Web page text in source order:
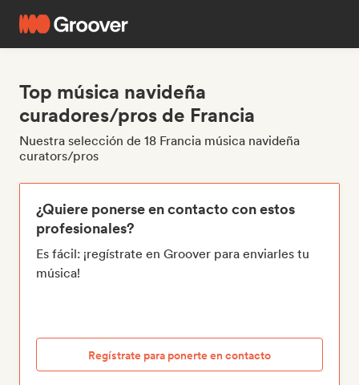
Top música navideña
curadores/pros de Francia
Nuestra selección de 18 Francia música navideña
curators/pros
¿Quiere ponerse en contacto con estos
profesionales?
Es fácil: ¡regístrate en Groover para enviarles tu
música!
Regístrate para ponerte en contacto